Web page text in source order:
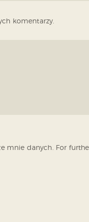
komentarzy.
mnie danych. For